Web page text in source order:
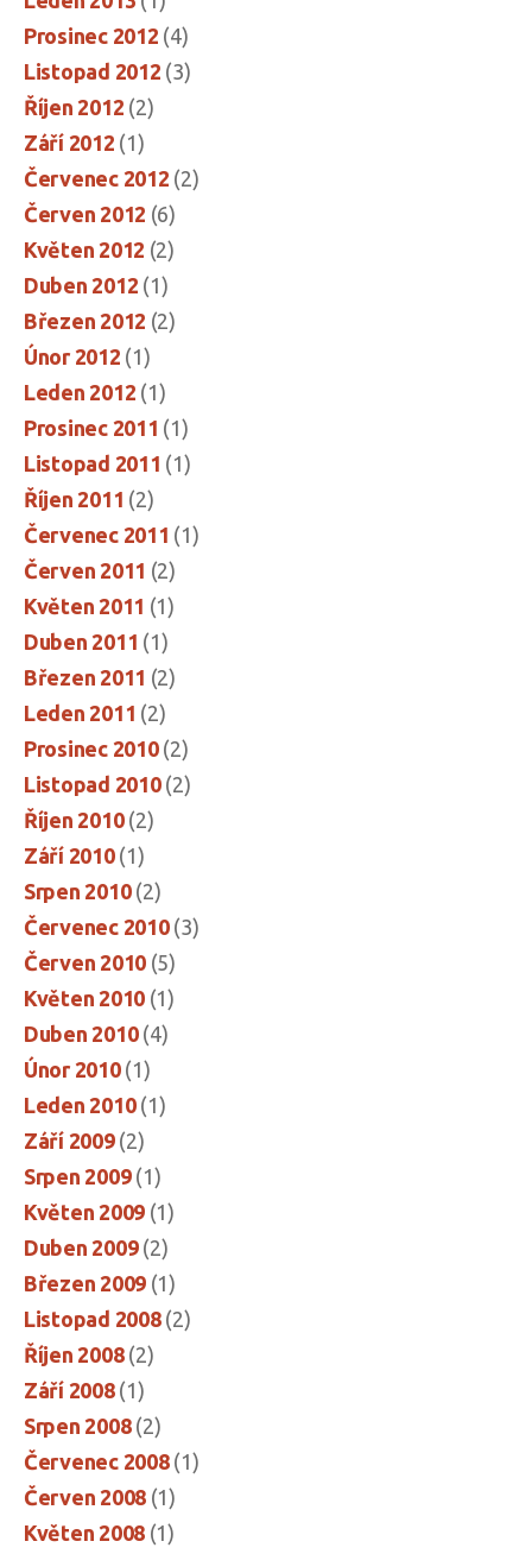
Prosinec 2012 (4)
Listopad 2012 (3)
Říjen 2012 (2)
Září 2012 (1)
Červenec 2012 (2)
Červen 2012 (6)
Květen 2012 (2)
Duben 2012 (1)
Březen 2012 (2)
Únor 2012 (1)
Leden 2012 (1)
Prosinec 2011 (1)
Listopad 2011 (1)
Říjen 2011 (2)
Červenec 2011 (1)
Červen 2011 (2)
Květen 2011 (1)
Duben 2011 (1)
Březen 2011 (2)
Leden 2011 (2)
Prosinec 2010(2)
Listopad 2010(2)
Říjen 2010(2)
Září 2010(1)
Srpen 2010(2)
Červenec 2010(3)
Červen 2010 (5)
Květen 2010 (1)
Duben 2010(4)
Únor 2010(1)
Leden 2010(1)
Září 2009(2)
Srpen 2009(1)
Květen 2009 (1)
Duben 2009(2)
Březen 2009 (1)
Listopad 2008(2)
Říjen 2008(2)
Září 2008(1)
Srpen 2008(2)
Červenec 2008(1)
Červen 2008 (1)
Květen 2008 (1)